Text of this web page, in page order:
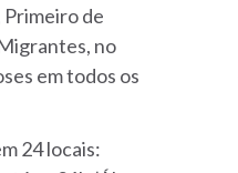
de
no
em todos os
24 locais: